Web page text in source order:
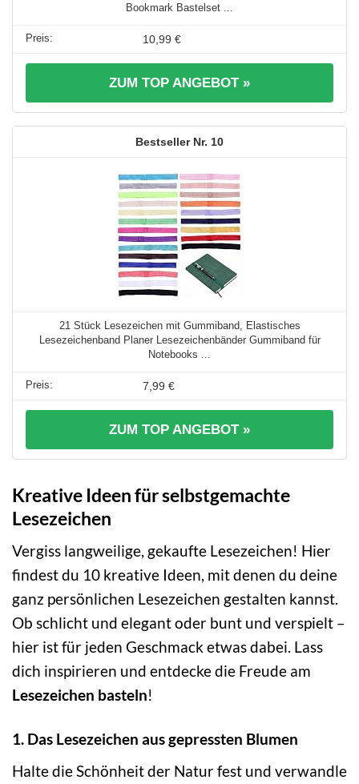
Bookmark Bastelset ...
10,99 €
ZUM TOP ANGEBOT »
10
21 Stück Lesezeichen mit Gummiband, Elastisches
Lesezeichenband Planer Lesezeichenbänder Gummiband für
Notebooks ...
7,99 €
ZUM TOP ANGEBOT »
Kreative Ideen für selbstgemachte
Lesezeichen
Vergiss langweilige, gekaufte Lesezeichen! Hier
findest du 10 kreative Ideen, mit denen du deine
ganz persönlichen Lesezeichen gestalten kannst.
Ob schlicht und elegant oder bunt und verspielt –
hier ist für jeden Geschmack etwas dabei. Lass
dich inspirieren und entdecke die Freude am
Lesezeichen basteln!
1. Das Lesezeichen aus gepressten Blumen
Halte die Schönheit der Natur fest und verwandle